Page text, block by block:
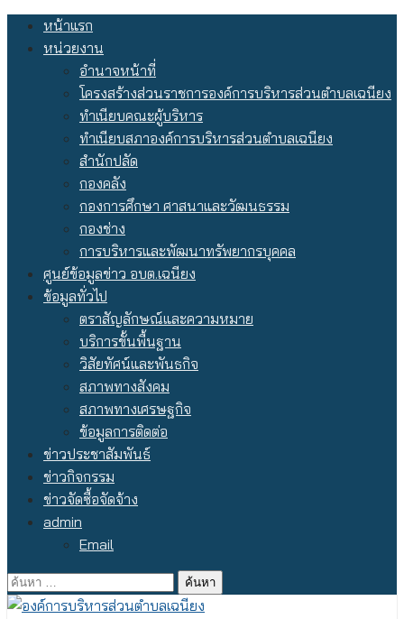
Skip หน้าแรก
หน่วยงาน
อำนาจหน้าที่
โครงสร้างส่วนราชการองค์การบริหารส่วนตำบลเฉนียง
ทำเนียบคณะผู้บริหาร
ทำเนียบสภาองค์การบริหารส่วนตำบลเฉนียง
สำนักปลัด
กองคลัง
กองการศึกษา ศาสนาและวัฒนธรรม
กองช่าง
การบริหารและพัฒนาทรัพยากรบุคคล
ศูนย์ข้อมูลข่าว อบต.เฉนียง
ข้อมูลทั่วไป
ตราสัญลักษณ์และความหมาย
บริการขั้นพื้นฐาน
วิสัยทัศน์และพันธกิจ
สภาพทางสังคม
สภาพทางเศรษฐกิจ
ข้อมูลการติดต่อ
ข่าวประชาสัมพันธ์
ข่าวกิจกรรม
ข่าวจัดซื้อจัดจ้าง
admin
Email
ค้นหา
สำหรับ: